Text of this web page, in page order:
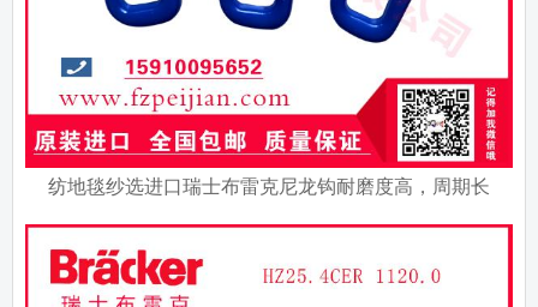
纺地毯纱选进口瑞士布雷克尼龙钩耐磨度高，周期长